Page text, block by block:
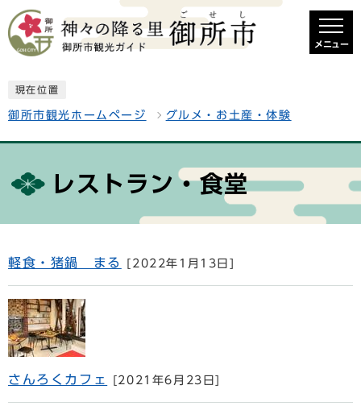
メニュー
現在位置
御所市観光ホームページ グルメ・お土産・体験
レストラン・食堂
軽食・猪鍋 まる [2022年1月13日]
さんろくカフェ [2021年6月23日]